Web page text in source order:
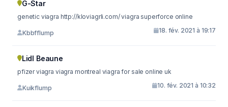
G-Star
genetic viagra http://kloviagrli.com/ viagra superforce online
Kbbfflump 18. fév. 2021 à 19:17
Lidl Beaune
pfizer viagra viagra montreal viagra for sale online uk
Kuikflump 10. fév. 2021 à 10:32